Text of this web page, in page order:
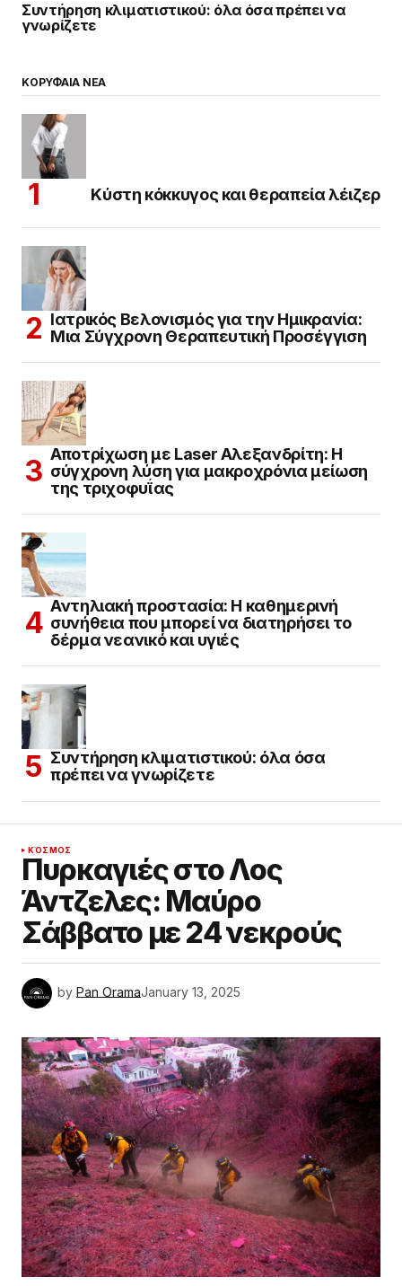
Συντήρηση κλιματιστικού: όλα όσα πρέπει να
γνωρίζετε
ΚΟΡΥΦΑΙΑ ΝΕΑ
Κύστη κόκκυγος και θεραπεία λέιζερ
Ιατρικός Βελονισμός για την Ημικρανία:
Μια Σύγχρονη Θεραπευτική Προσέγγιση
Αποτρίχωση με Laser Αλεξανδρίτη: Η
σύγχρονη λύση για μακροχρόνια μείωση
της τριχοφυΐας
Αντηλιακή προστασία: Η καθημερινή
συνήθεια που μπορεί να διατηρήσει το
δέρμα νεανικό και υγιές
Συντήρηση κλιματιστικού: όλα όσα
πρέπει να γνωρίζετε
ΚΌΣΜΟΣ
Πυρκαγιές στο Λος
Άντζελες: Μαύρο
Σάββατο με 24 νεκρούς
by Pan OramaJanuary 13, 2025